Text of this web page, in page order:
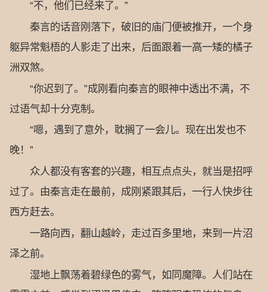
“不，他们已经来了。”
秦言的话音刚落下，破旧的庙门便被推开，一个身
躯异常魁梧的人影走了出来，后面跟着一高一矮的橘子
洲双煞。
“你迟到了。”成刚看向秦言的眼神中透出不满，不
过语气却十分克制。
“嗯，遇到了意外，耽搁了一会儿。现在出发也不
晚！”
众人都没有客套的兴趣，相互点点头，就当是招呼
过了。由秦言走在最前，成刚紧跟其后，一行人快步往
西方赶去。
一路向西，翻山越岭，走过百多里地，来到一片沼
泽之前。
湿地上飘荡着碧绿色的雾气，如同魔障。人们站在